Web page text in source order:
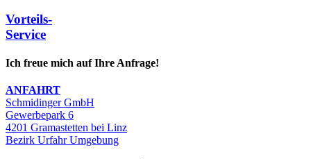
Vorteils-
Service
Ich freue mich auf Ihre Anfrage!
ANFAHRT
Schmidinger GmbH
Gewerbepark 6
4201 Gramastetten bei Linz
Bezirk Urfahr Umgebung